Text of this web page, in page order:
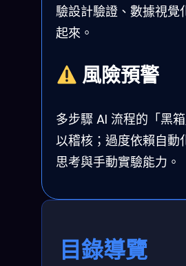
驗設計驗證、數據視覺
起來。
風險預警
多步驟 AI 流程的「黑
以稽核；過度依賴自動
思考與手動實驗能力。
目錄導覽